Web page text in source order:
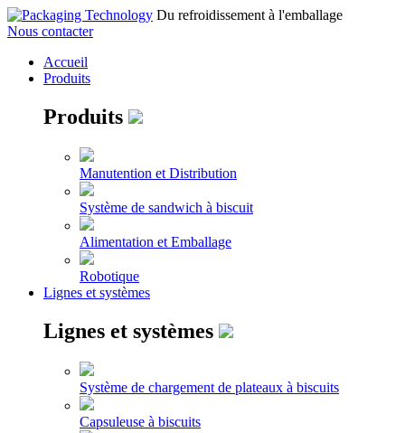
Du refroidissement à l'emballage
Nous contacter
Accueil
Produits
Produits
Manutention et Distribution
Système de sandwich à biscuit
Alimentation et Emballage
Robotique
Lignes et systèmes
Lignes et systèmes
Système de chargement de plateaux à biscuits
Capsuleuse à biscuits